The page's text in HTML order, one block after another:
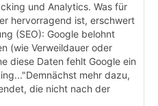
und Analytics. Was für
hervorragend ist, erschwert
(SEO): Google belohnt
(wie Verweildauer oder
diese Daten fehlt Google ein
mehr dazu,
die nicht nach der